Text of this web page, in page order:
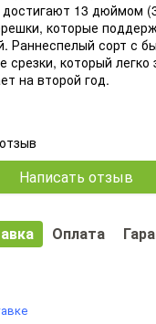
достигают 13 дюймом
которые
Раннеспелый сорт с
срезки, который легко
на второй год.
Написать отзыв
Оплата